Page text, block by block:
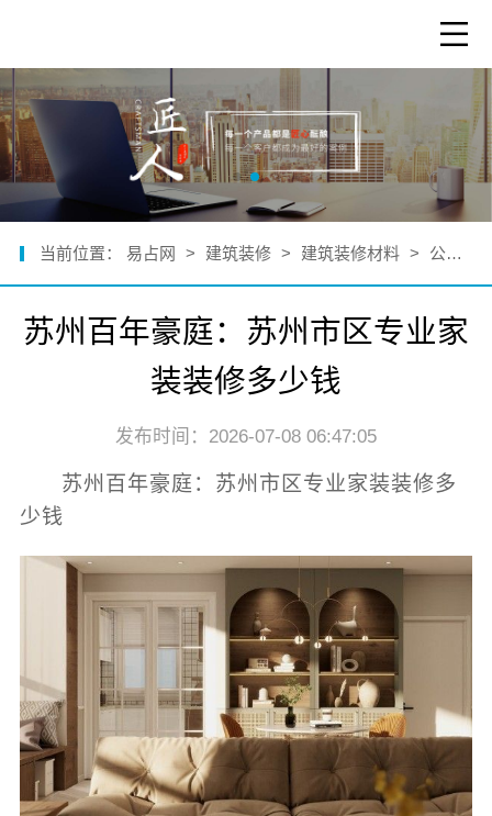
当前位置： 易占网 > 建筑装修 > 建筑装修材料 > 公司新闻
苏州百年豪庭：苏州市区专业家
装装修多少钱
发布时间：2026-07-08 06:47:05
苏州百年豪庭：苏州市区专业家装装修多
少钱